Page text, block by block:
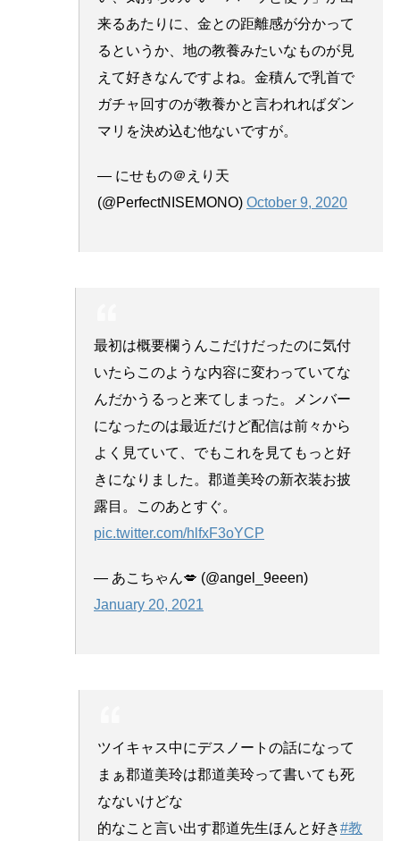
来るあたりに、金との距離感が分かって
るというか、地の教養みたいなものが見
えて好きなんですよね。金積んで乳首で
ガチャ回すのが教養かと言われればダン
マリを決め込む他ないですが。
— にせもの＠えり天
(@PerfectNISEMONO) October 9, 2020
最初は概要欄うんこだけだったのに気付
いたらこのような内容に変わっていてな
んだかうるっと来てしまった。メンバー
になったのは最近だけど配信は前々から
よく見ていて、でもこれを見てもっと好
きになりました。郡道美玲の新衣装お披
露目。このあとすぐ。
pic.twitter.com/hlfxF3oYCP
— あこちゃん💋 (@angel_9eeen)
January 20, 2021
ツイキャス中にデスノートの話になって
まぁ郡道美玲は郡道美玲って書いても死
なないけどな
的なこと言い出す郡道先生ほんと好き#教